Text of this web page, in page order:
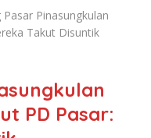
Pasar Pinasungkulan
Takut Disuntik
PD Pasar: